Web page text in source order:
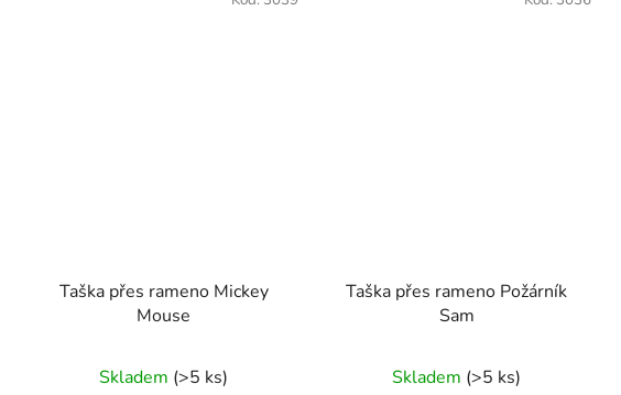
Taška přes rameno Mickey
Mouse
Skladem (>5 ks)
Taška přes rameno Požárník
Sam
Skladem (>5 ks)